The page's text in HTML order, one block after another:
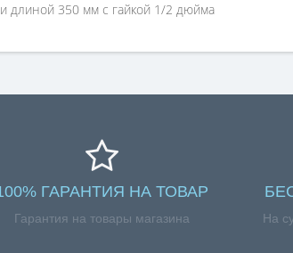
длиной 350 мм с гайкой 1/2 дюйма
ГАРАНТИЯ НА ТОВАР
Гарантия на товары магазина На